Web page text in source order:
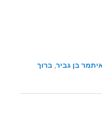
בן גביר,ברוך